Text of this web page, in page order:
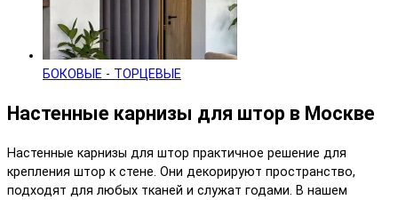
БОКОВЫЕ - ТОРЦЕВЫЕ
Настенные карнизы для штор в Москве
Настенные карнизы для штор практичное решение для
крепления штор к стене. Они декорируют пространство,
подходят для любых тканей и служат годами. В нашем